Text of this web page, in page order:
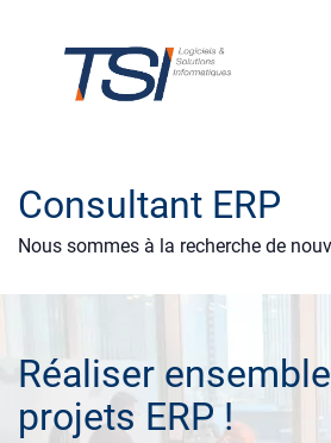
Consultant ERP
Nous sommes à la recherche de
Réaliser
projets ERP !